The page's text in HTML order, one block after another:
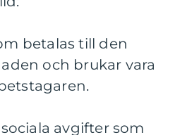
betalas till den
och brukar vara
avgifter som